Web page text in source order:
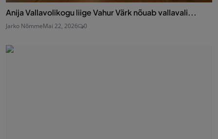
Anija Vallavolikogu liige Vahur Värk nõuab vallavali...
Jarko NõmmeMai 22, 2026 0